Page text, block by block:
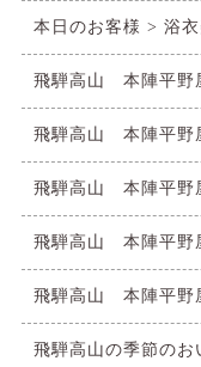
本日のお客様 > 浴
飛騨高山 本陣平野
飛騨高山 本陣平野
飛騨高山 本陣平野
飛騨高山 本陣平野
飛騨高山 本陣平野
飛騨高山の季節のお